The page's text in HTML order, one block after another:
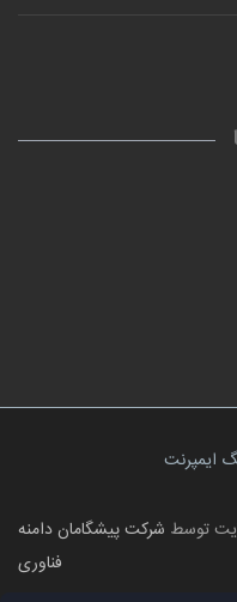
ایمپرنت
توسط شرکت پیشگامان دامنه
فناوری